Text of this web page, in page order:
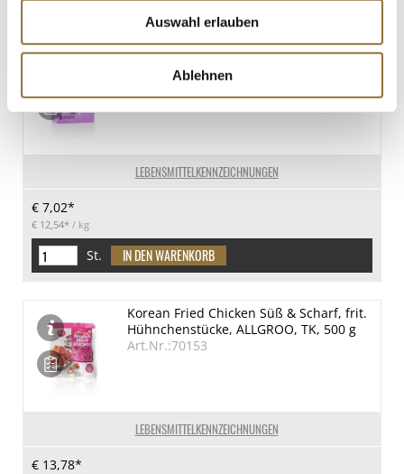
Auswahl erlauben
Ablehnen
LEBENSMITTELKENNZEICHNUNGEN
Melona - Taroeis am Stiel (lila
Tare/Ube), Binggrae, TK (OG), 560 g, 8 x
Art.Nr.:69944
€ 7,02*
€ 12,54* / kg
St.
LEBENSMITTELKENNZEICHNUNGEN
Korean Fried Chicken Süß & Scharf, frit.
Hühnchenstücke, ALLGROO, TK, 500 g
Art.Nr.:70153
€ 13,78*